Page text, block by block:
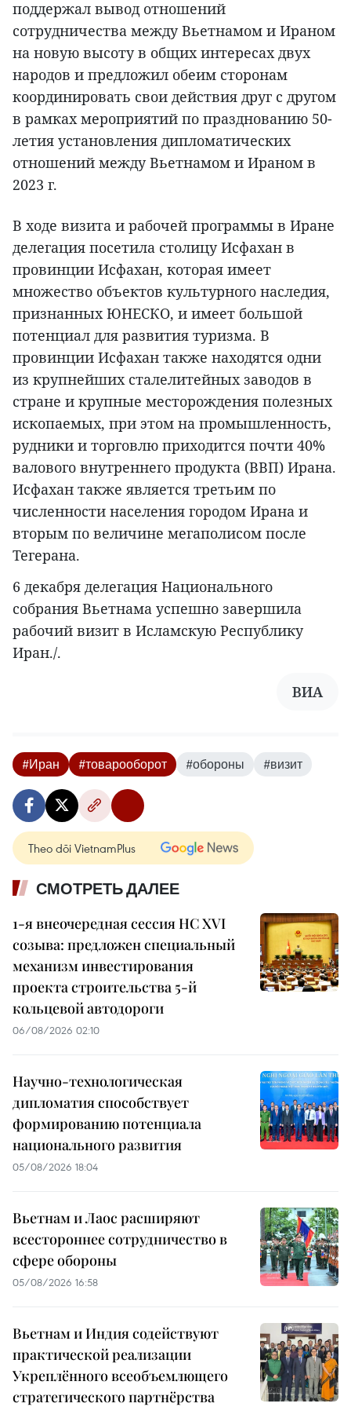
поддержал вывод отношений
сотрудничества между Вьетнамом и Ираном
на новую высоту в общих интересах двух
народов и предложил обеим сторонам
координировать свои действия друг с другом
в рамках мероприятий по празднованию 50-
летия установления дипломатических
отношений между Вьетнамом и Ираном в
2023 г.
В ходе визита и рабочей программы в Иране
делегация посетила столицу Исфахан в
провинции Исфахан, которая имеет
множество объектов культурного наследия,
признанных ЮНЕСКО, и имеет большой
потенциал для развития туризма. В
провинции Исфахан также находятся одни
из крупнейших сталелитейных заводов в
стране и крупные месторождения полезных
ископаемых, при этом на промышленность,
рудники и торговлю приходится почти 40%
валового внутреннего продукта (ВВП) Ирана.
Исфахан также является третьим по
численности населения городом Ирана и
вторым по величине мегаполисом после
Тегерана.
6 декабря делегация Национального
собрания Вьетнама успешно завершила
рабочий визит в Исламскую Республику
Иран./.
ВИА
#Иран #товарооборот #обороны #визит
Theo dõi VietnamPlus
СМОТРЕТЬ ДАЛЕЕ
1-я внеочередная сессия НС XVI
созыва: предложен специальный
механизм инвестирования
проекта строительства 5-й
кольцевой автодороги
06/08/2026 02:10
Научно-технологическая
дипломатия способствует
формированию потенциала
национального развития
05/08/2026 18:04
Вьетнам и Лаос расширяют
всестороннее сотрудничество в
сфере обороны
05/08/2026 16:58
Вьетнам и Индия содействуют
практической реализации
Укреплённого всеобъемлющего
стратегического партнёрства